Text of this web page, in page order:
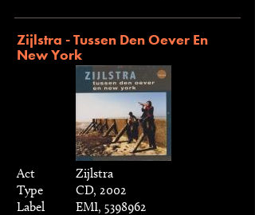
Zijlstra - Tussen Den Oever En
New York
Act
Zijlstra
Type
CD, 2002
Label
EMI, 5398962